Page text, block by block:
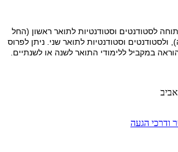
לסטודנטים וסטודנטיות לתואר ראשון (החל
ולסטודנטים וסטודנטיות לתואר שני. ניתן לפרוס
במקביל ללימודי התואר לשנה או לשנתיים.
ודרכי הגעה